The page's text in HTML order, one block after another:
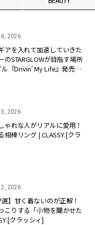
2026
アを入れて加速していきた
のSTARGLOWが目指す場所
『Drivin' My Life』発売】 |
2026
ゃれな人がリアルに愛用！
相棒リング | CLASSY.[クラ
2026
選】甘く着ないのが正解！
こりする「小物を聞かせた
クラッシィ]